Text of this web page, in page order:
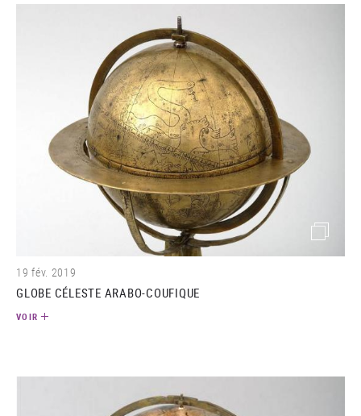
(image)
19 fév. 2019
GLOBE CÉLESTE ARABO-COUFIQUE
VOIR